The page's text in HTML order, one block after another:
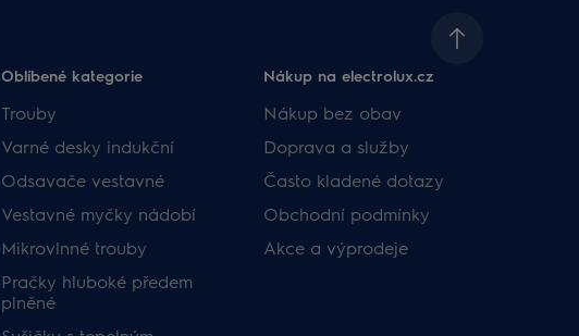
Oblíbené kategorie
Trouby
Varné desky indukční
Odsavače vestavné
Vestavné myčky nádobí
Mikrovlnné trouby
Pračky hluboké předem
plněné
Nákup na electrolux.cz
Nákup bez obav
Doprava a služby
Často kladené dotazy
Obchodní podmínky
Akce a výprodeje